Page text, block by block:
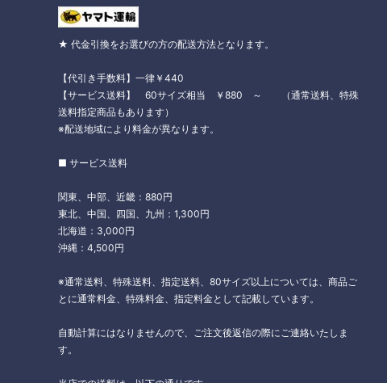
★ 代金引換をお選びの方の配送方法となります。
【代引き手数料】一律￥440
【サービス送料】 60サイズ相当 ￥880 ～ （通常送料、特殊
送料指定商品もあります）
※配送地域により料金が異なります。
■ サービス送料
関東、中部、近畿：880円
東北、中国、四国、九州：1,300円
北海道：3,000円
沖縄：4,500円
※通常送料、特殊送料、指定送料、80サイズ以上については、商品ご
とに通常料金、特殊料金、指定料金として記載しています。
自動計算にはなりませんので、ご注文後返信の際にご連絡いたしま
す。